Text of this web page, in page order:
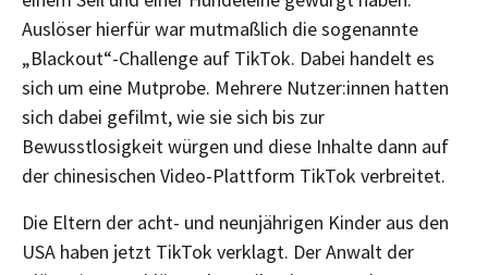
Auslöser hierfür war mutmaßlich die sogenannte
„Blackout“-Challenge auf TikTok. Dabei handelt es
sich um eine Mutprobe. Mehrere Nutzer:innen hatten
sich dabei gefilmt, wie sie sich bis zur
Bewusstlosigkeit würgen und diese Inhalte dann auf
der chinesischen Video-Plattform TikTok verbreitet.
Die Eltern der acht- und neunjährigen Kinder aus den
USA haben jetzt TikTok verklagt. Der Anwalt der